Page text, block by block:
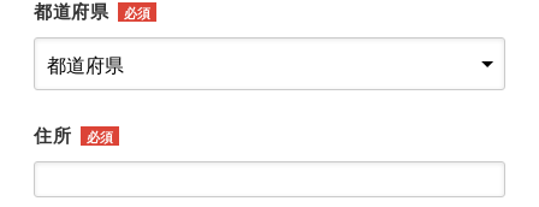
都道府県 必須
住所 必須